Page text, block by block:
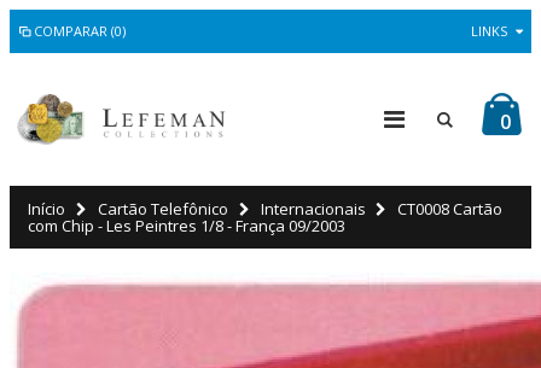
COMPARAR (0) LINKS
0
Início Cartão Telefônico Internacionais CT0008 Cartão
com Chip - Les Peintres 1/8 - França 09/2003